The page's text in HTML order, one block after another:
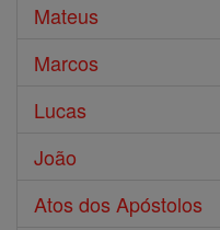
Mateus
Marcos
Lucas
João
Atos dos Apóstolos